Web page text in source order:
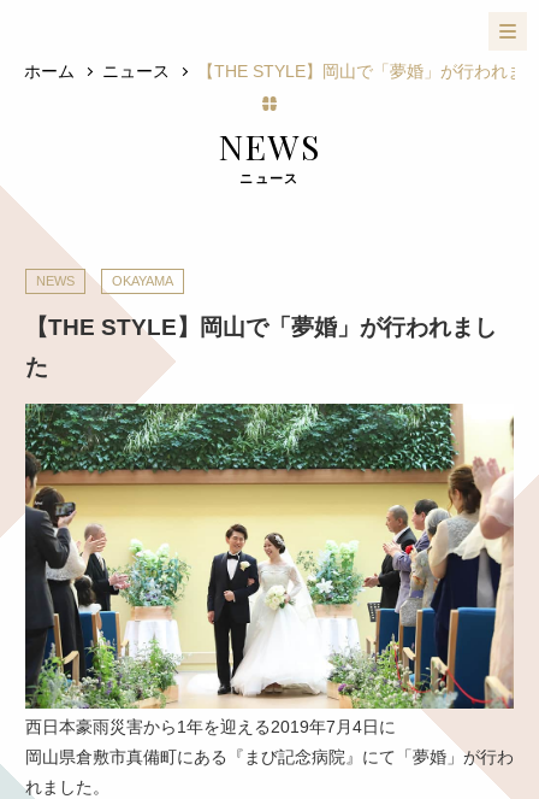
ホーム ニュース 【THE STYLE】岡山で「夢婚」が行われま
NEWS
ニュース
NEWS OKAYAMA
【THE STYLE】岡山で「夢婚」が行われまし
た
西日本豪雨災害から1年を迎える2019年7月4日に
岡山県倉敷市真備町にある『まび記念病院』にて「夢婚」が行わ
れました。